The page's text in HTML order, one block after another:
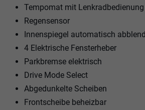
Tempomat mit Lenkradbedienung
Regensensor
Innenspiegel automatisch
4 Elektrische Fensterheber
Parkbremse elektrisch
Drive Mode Select
Abgedunkelte Scheiben
Frontscheibe beheizbar